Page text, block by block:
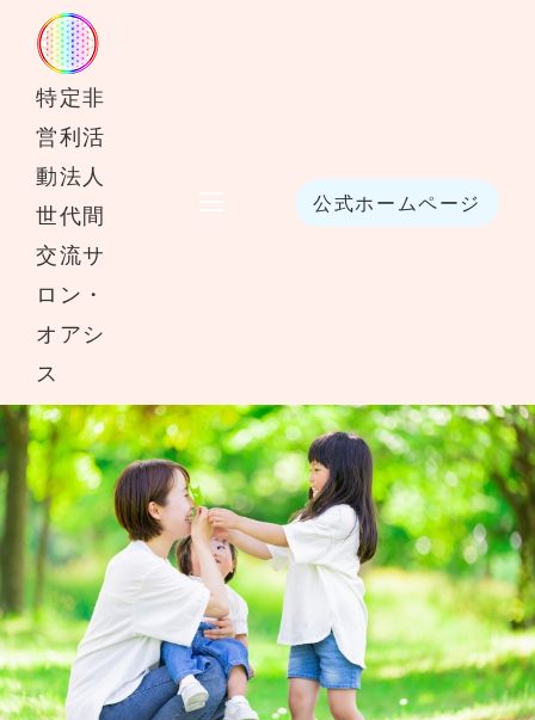
特定非
営利活
動法人
世代間
交流サ
ロン・
オアシ
ス
公式ホームページ
2026.03.02
子育て経験がそのまま活き
る！放課後の支援という仕事
のかたち